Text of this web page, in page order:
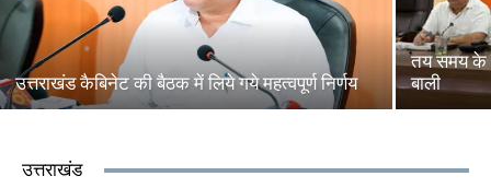
उत्तराखंड कैबिनेट की बैठक में लिये गये महत्वपूर्ण निर्णय
तय समय के
बाली
उत्तराखंड